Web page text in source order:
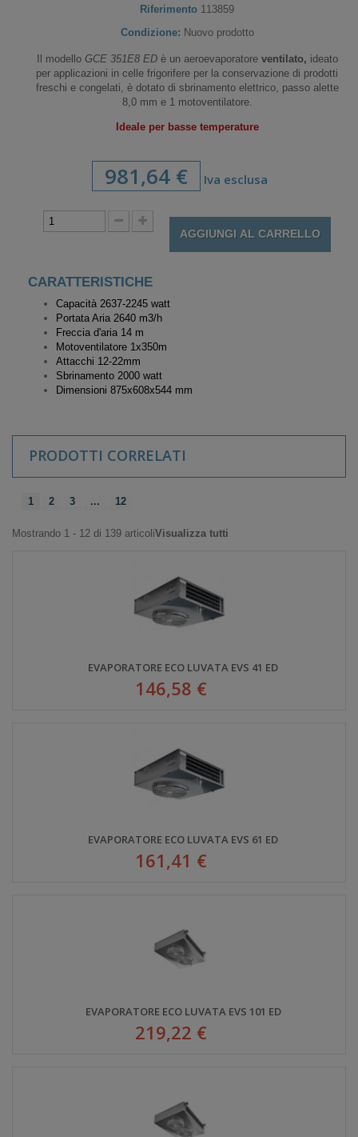
Riferimento 113859
Condizione: Nuovo prodotto
Il modelloGCE 351E8 ED è un aeroevaporatore ventilato, ideato
per applicazioni in celle frigorifere per la conservazione di prodotti
freschi e congelati, è dotato di sbrinamento elettrico, passo alette
8,0 mm e 1 motoventilatore.
Ideale per basse temperature
981,64 € Iva esclusa
AGGIUNGI AL CARRELLO
CARATTERISTICHE
Capacità 2637-2245 watt
Portata Aria 2640 m3/h
Freccia d'aria 14 m
Motoventilatore 1x350m
Attacchi 12-22mm
Sbrinamento 2000 watt
Dimensioni 875x608x544 mm
PRODOTTI CORRELATI
1 2 3 ... 12
Mostrando 1 - 12 di 139 articoliVisualizza tutti
EVAPORATORE ECO LUVATA EVS 41 ED
146,58 €
EVAPORATORE ECO LUVATA EVS 61 ED
161,41 €
EVAPORATORE ECO LUVATA EVS 101 ED
219,22 €